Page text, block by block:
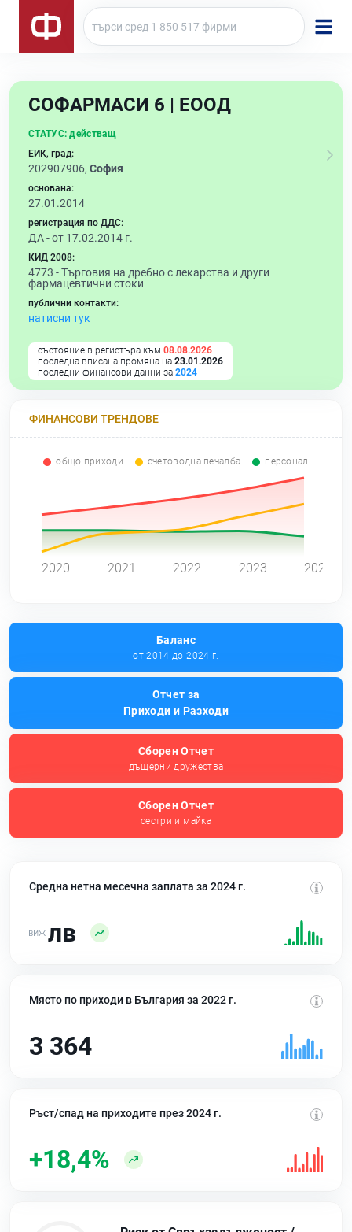
СОФАРМАСИ 6 | ЕООД
СТАТУС: действащ
ЕИК, град:
202907906, София
основана:
27.01.2014
регистрация по ДДС:
ДА - от 17.02.2014 г.
КИД 2008:
4773 -Търговия на дребно с лекарства и други
фармацевтични стоки
публични контакти:
натисни тук
състояние в регистъра към 08.08.2026
последна вписана промяна на 23.01.2026
последни финансови данни за 2024
ФИНАНСОВИ ТРЕНДОВЕ
общо приходи счетоводна печалба персонал
2020 2021 2022 2023 2024
Баланс
от 2014 до 2024 г.
Отчет за
Приходи и Разходи
Сборен Отчет
дъщерни дружества
Сборен Отчет
сестри и майка
Средна нетна месечна заплата за 2024 г.
лв
Място по приходи в България за 2022 г.
3 364
Ръст/спад на приходите през 2024 г.
+18,4%